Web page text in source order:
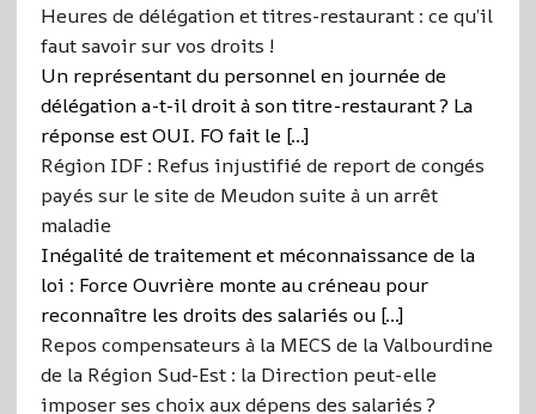
Heures de délégation et titres-restaurant : ce qu’il
faut savoir sur vos droits !
Un représentant du personnel en journée de
délégation a-t-il droit à son titre-restaurant ? La
réponse est OUI. FO fait le […]
Région IDF : Refus injustifié de report de congés
payés sur le site de Meudon suite à un arrêt
maladie
Inégalité de traitement et méconnaissance de la
loi : Force Ouvrière monte au créneau pour
reconnaître les droits des salariés ou […]
Repos compensateurs à la MECS de la Valbourdine
de la Région Sud-Est : la Direction peut-elle
imposer ses choix aux dépens des salariés ?